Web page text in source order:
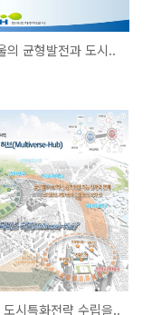
의 균형발전과 도시..
시특화전략 수립을..